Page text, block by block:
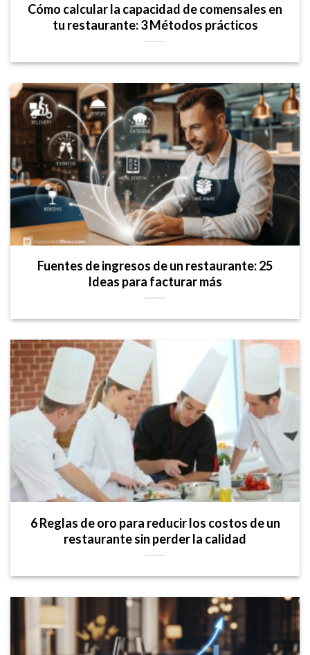
Cómo calcular la capacidad de comensales en
tu restaurante: 3 Métodos prácticos
Fuentes de ingresos de un restaurante: 25
Ideas para facturar más
6 Reglas de oro para reducir los costos de un
restaurante sin perder la calidad